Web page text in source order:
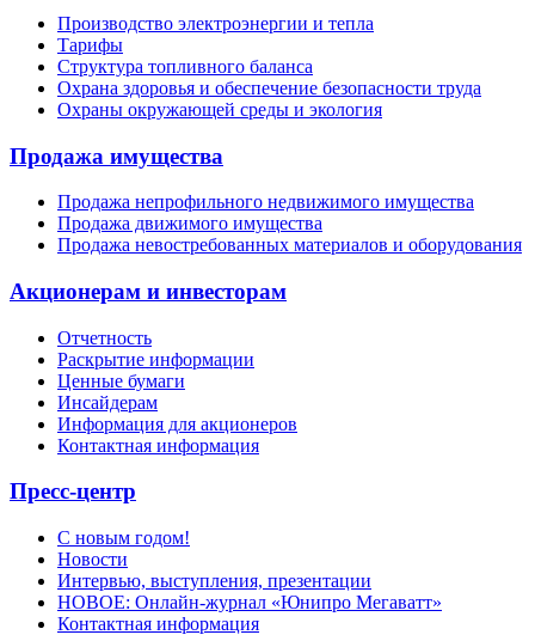
Производство электроэнергии и тепла
Тарифы
Структура топливного баланса
Охрана здоровья и обеспечение безопасности труда
Охраны окружающей среды и экология
Продажа имущества
Продажа непрофильного недвижимого имущества
Продажа движимого имущества
Продажа невостребованных материалов и оборудования
Акционерам и инвесторам
Отчетность
Раскрытие информации
Ценные бумаги
Инсайдерам
Информация для акционеров
Контактная информация
Пресс-центр
С новым годом!
Новости
Интервью, выступления, презентации
НОВОЕ: Онлайн-журнал «Юнипро Мегаватт»
Контактная информация